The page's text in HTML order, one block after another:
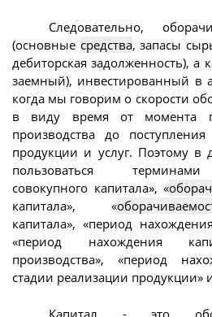
Следовательно,
(основные средства, запасы
дебиторская задолженность), а
заемный), инвестированный в
когда мы говорим о скорости
в виду время от момента
производства до
продукции и услуг. Поэтому
пользоваться
совокупного капитала», «
капитала», «
капитала», «период
«период нахождения
производства», «период
стадии реализации продукции»
Капитал - это